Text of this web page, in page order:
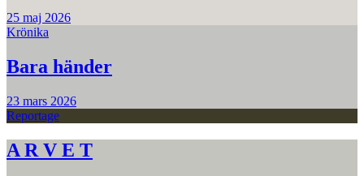
25 maj 2026
Krönika
Bara händer
23 mars 2026
Reportage
A R V E T